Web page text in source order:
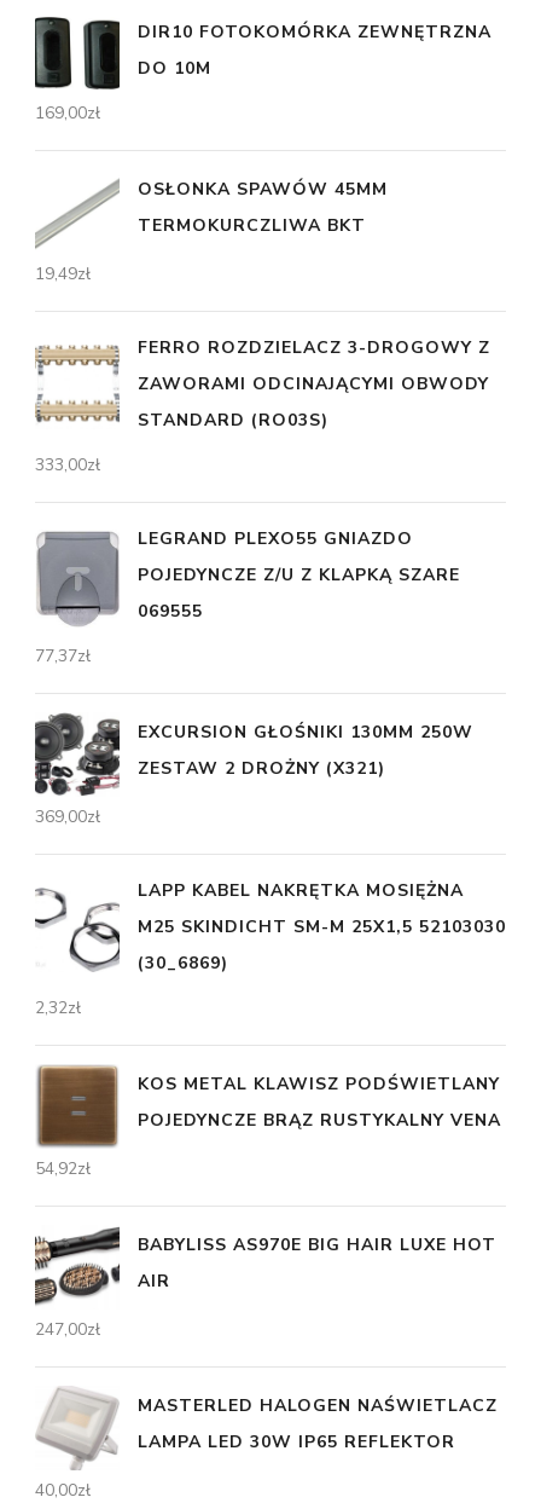
DIR10 FOTOKOMÓRKA ZEWNĘTRZNA
DO 10M
169,00zł
OSŁONKA SPAWÓW 45MM
TERMOKURCZLIWA BKT
19,49zł
FERRO ROZDZIELACZ 3-DROGOWY Z
ZAWORAMI ODCINAJĄCYMI OBWODY
STANDARD (RO03S)
333,00zł
LEGRAND PLEXO55 GNIAZDO
POJEDYNCZE Z/U Z KLAPKĄ SZARE
069555
77,37zł
EXCURSION GŁOŚNIKI 130MM 250W
ZESTAW 2 DROŻNY (X321)
369,00zł
LAPP KABEL NAKRĘTKA MOSIĘŻNA
M25 SKINDICHT SM-M 25X1,5 52103030
(30_6869)
2,32zł
KOS METAL KLAWISZ PODŚWIETLANY
POJEDYNCZE BRĄZ RUSTYKALNY VENA
54,92zł
BABYLISS AS970E BIG HAIR LUXE HOT
AIR
247,00zł
MASTERLED HALOGEN NAŚWIETLACZ
LAMPA LED 30W IP65 REFLEKTOR
40,00zł